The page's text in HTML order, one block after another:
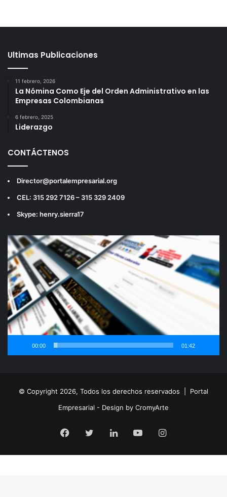
Ultimas Publicaciones
11 febrero, 2026
La Nómina Como Eje del Orden Administrativo en las
Empresas Colombianas
6 febrero, 2025
Liderazgo
CONTÁCTENOS
Director@portalempresarial.org
CEL: 315 292 7126 – 315 329 2409
Skype: henry.sierra17
Reproductor
de
vídeo
00:00 01:42
© Copyright 2026, Todos los derechos reservados | Portal
Empresarial - Design by CromyArte
Facebook
TwitterLinkedInYouTubeInstagram